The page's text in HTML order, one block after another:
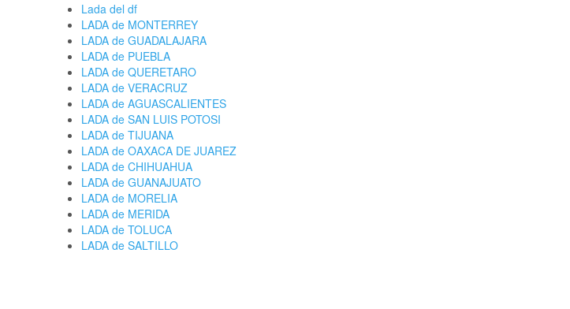
Lada del df
LADA de MONTERREY
LADA de GUADALAJARA
LADA de PUEBLA
LADA de QUERETARO
LADA de VERACRUZ
LADA de AGUASCALIENTES
LADA de SAN LUIS POTOSI
LADA de TIJUANA
LADA de OAXACA DE JUAREZ
LADA de CHIHUAHUA
LADA de GUANAJUATO
LADA de MORELIA
LADA de MERIDA
LADA de TOLUCA
LADA de SALTILLO